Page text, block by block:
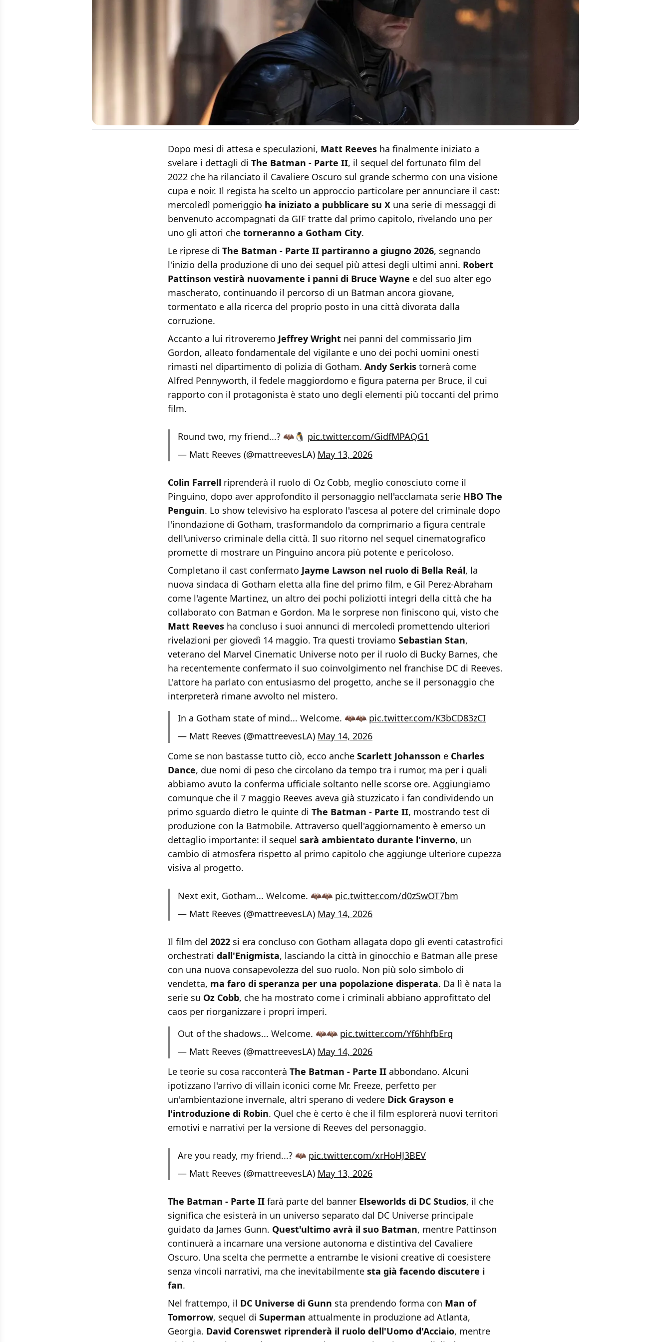
Dopo mesi di attesa e speculazioni, Matt Reeves ha finalmente iniziato a
svelare i dettagli di The Batman - Parte II, il sequel del fortunato film del
2022 che ha rilanciato il Cavaliere Oscuro sul grande schermo con una visione
cupa e noir. Il regista ha scelto un approccio particolare per annunciare il cast:
mercoledì pomeriggio ha iniziato a pubblicare su X una serie di messaggi di
benvenuto accompagnati da GIF tratte dal primo capitolo, rivelando uno per
uno gli attori che torneranno a Gotham City.
Le riprese di The Batman - Parte II partiranno a giugno 2026, segnando
l'inizio della produzione di uno dei sequel più attesi degli ultimi anni. Robert
Pattinson vestirà nuovamente i panni di Bruce Wayne e del suo alter ego
mascherato, continuando il percorso di un Batman ancora giovane,
tormentato e alla ricerca del proprio posto in una città divorata dalla
corruzione.
Accanto a lui ritroveremo Jeffrey Wright nei panni del commissario Jim
Gordon, alleato fondamentale del vigilante e uno dei pochi uomini onesti
rimasti nel dipartimento di polizia di Gotham. Andy Serkis tornerà come
Alfred Pennyworth, il fedele maggiordomo e figura paterna per Bruce, il cui
rapporto con il protagonista è stato uno degli elementi più toccanti del primo
film.
Round two, my friend...? 🦇🐧 pic.twitter.com/GidfMPAQG1
— Matt Reeves (@mattreevesLA) May 13, 2026
Colin Farrell riprenderà il ruolo di Oz Cobb, meglio conosciuto come il
Pinguino, dopo aver approfondito il personaggio nell'acclamata serie HBO The
Penguin. Lo show televisivo ha esplorato l'ascesa al potere del criminale dopo
l'inondazione di Gotham, trasformandolo da comprimario a figura centrale
dell'universo criminale della città. Il suo ritorno nel sequel cinematografico
promette di mostrare un Pinguino ancora più potente e pericoloso.
Completano il cast confermato Jayme Lawson nel ruolo di Bella Reál, la
nuova sindaca di Gotham eletta alla fine del primo film, e Gil Perez-Abraham
come l'agente Martinez, un altro dei pochi poliziotti integri della città che ha
collaborato con Batman e Gordon. Ma le sorprese non finiscono qui, visto che
Matt Reeves ha concluso i suoi annunci di mercoledì promettendo ulteriori
rivelazioni per giovedì 14 maggio. Tra questi troviamo Sebastian Stan,
veterano del Marvel Cinematic Universe noto per il ruolo di Bucky Barnes, che
ha recentemente confermato il suo coinvolgimento nel franchise DC di Reeves.
L'attore ha parlato con entusiasmo del progetto, anche se il personaggio che
interpreterà rimane avvolto nel mistero.
In a Gotham state of mind... Welcome. 🦇🦇 pic.twitter.com/K3bCD83zCI
— Matt Reeves (@mattreevesLA) May 14, 2026
Come se non bastasse tutto ciò, ecco anche Scarlett Johansson e Charles
Dance, due nomi di peso che circolano da tempo tra i rumor, ma per i quali
abbiamo avuto la conferma ufficiale soltanto nelle scorse ore. Aggiungiamo
comunque che il 7 maggio Reeves aveva già stuzzicato i fan condividendo un
primo sguardo dietro le quinte di The Batman - Parte II, mostrando test di
produzione con la Batmobile. Attraverso quell'aggiornamento è emerso un
dettaglio importante: il sequel sarà ambientato durante l'inverno, un
cambio di atmosfera rispetto al primo capitolo che aggiunge ulteriore cupezza
visiva al progetto.
Next exit, Gotham... Welcome. 🦇🦇 pic.twitter.com/d0zSwOT7bm
— Matt Reeves (@mattreevesLA) May 14, 2026
Il film del 2022 si era concluso con Gotham allagata dopo gli eventi catastrofici
orchestrati dall'Enigmista, lasciando la città in ginocchio e Batman alle prese
con una nuova consapevolezza del suo ruolo. Non più solo simbolo di
vendetta, ma faro di speranza per una popolazione disperata. Da lì è nata la
serie su Oz Cobb, che ha mostrato come i criminali abbiano approfittato del
caos per riorganizzare i propri imperi.
Out of the shadows... Welcome. 🦇🦇 pic.twitter.com/Yf6hhfbErq
— Matt Reeves (@mattreevesLA) May 14, 2026
Le teorie su cosa racconterà The Batman - Parte II abbondano. Alcuni
ipotizzano l'arrivo di villain iconici come Mr. Freeze, perfetto per
un'ambientazione invernale, altri sperano di vedere Dick Grayson e
l'introduzione di Robin. Quel che è certo è che il film esplorerà nuovi territori
emotivi e narrativi per la versione di Reeves del personaggio.
Are you ready, my friend...? 🦇 pic.twitter.com/xrHoHJ3BEV
— Matt Reeves (@mattreevesLA) May 13, 2026
The Batman - Parte II farà parte del banner Elseworlds di DC Studios, il che
significa che esisterà in un universo separato dal DC Universe principale
guidato da James Gunn. Quest'ultimo avrà il suo Batman, mentre Pattinson
continuerà a incarnare una versione autonoma e distintiva del Cavaliere
Oscuro. Una scelta che permette a entrambe le visioni creative di coesistere
senza vincoli narrativi, ma che inevitabilmente sta già facendo discutere i
fan.
Nel frattempo, il DC Universe di Gunn sta prendendo forma con Man of
Tomorrow, sequel di Superman attualmente in produzione ad Atlanta,
Georgia. David Corenswet riprenderà il ruolo dell'Uomo d'Acciaio, mentre